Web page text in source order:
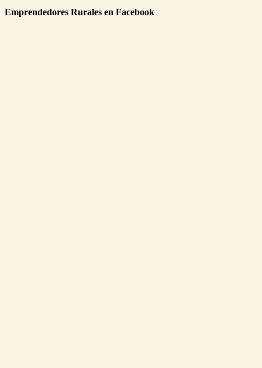
Emprendedores Rurales en Facebook